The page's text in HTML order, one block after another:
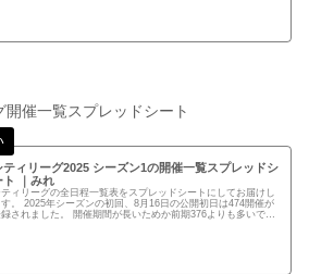
開催一覧スプレッドシート
ティリーグ2025 シーズン1の開催一覧スプレッドシ
ト ｜みれ
ティリーグの全日程一覧表をスプレッドシートにしてお届けし
す。 2025年シーズンの初回、8月16日の公開初日は474開催が
されました。 開催期間が長いためか前期376よりも多いです